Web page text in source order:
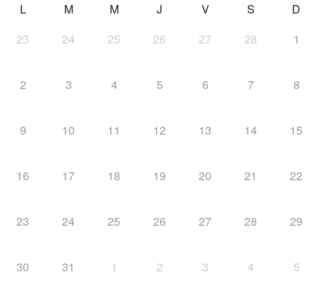
L M M J V S
D
23
24 25 26 27 28 1
2 3 4 5 6 7 8
9 10 11 12 13 14 15
16 17 18 19 20 21 22
23 24 25 26 27 28 29
30 31 1 2 3 4 5